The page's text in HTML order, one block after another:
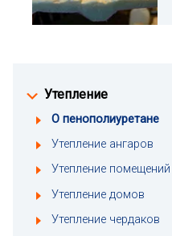
Утепление
О пенополиуретане
Утепление ангаров
Утепление помещений
Утепление домов
Утепление чердаков